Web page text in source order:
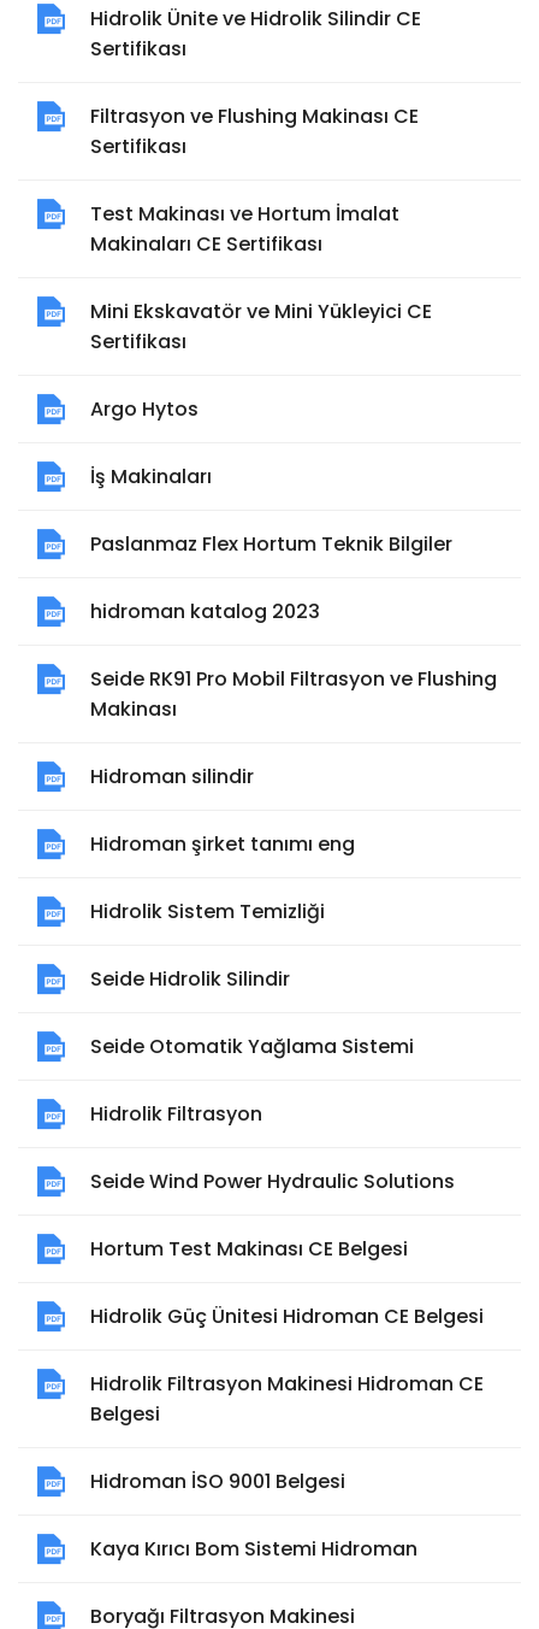
Hidrolik Ünite ve Hidrolik Silindir CE
Sertifikası
Filtrasyon ve Flushing Makinası CE
Sertifikası
Test Makinası ve Hortum İmalat
Makinaları CE Sertifikası
Mini Ekskavatör ve Mini Yükleyici CE
Sertifikası
Argo Hytos
İş Makinaları
Paslanmaz Flex Hortum Teknik Bilgiler
hidroman katalog 2023
Seide RK91 Pro Mobil Filtrasyon ve Flushing
Makinası
Hidroman silindir
Hidroman şirket tanımı eng
Hidrolik Sistem Temizliği
Seide Hidrolik Silindir
Seide Otomatik Yağlama Sistemi
Hidrolik Filtrasyon
Seide Wind Power Hydraulic Solutions
Hortum Test Makinası CE Belgesi
Hidrolik Güç Ünitesi Hidroman CE Belgesi
Hidrolik Filtrasyon Makinesi Hidroman CE
Belgesi
Hidroman İSO 9001 Belgesi
Kaya Kırıcı Bom Sistemi Hidroman
Boryağı Filtrasyon Makinesi